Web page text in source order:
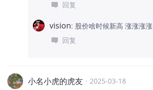
回复
vision: 股价啥时候新高 涨涨涨涨
回复
小名小虎的虎友 · 2025-03-18